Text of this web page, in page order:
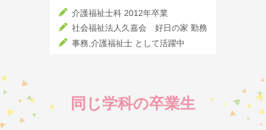
介護福祉士科 2012年卒業
社会福祉法人久嘉会 好日の家 勤務
事務,介護福祉士 として活躍中
同じ学科の卒業生